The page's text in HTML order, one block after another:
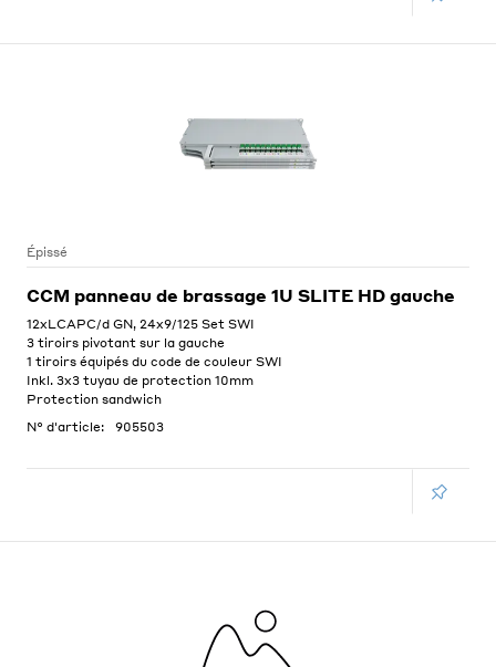
Épissé
CCM panneau de brassage 1U SLITE HD gauche
12xLCAPC/d GN, 24x9/125 Set SWI
3 tiroirs pivotant sur la gauche
1 tiroirs équipés du code de couleur SWI
Inkl. 3x3 tuyau de protection 10mm
Protection sandwich
N° d'article:
905503